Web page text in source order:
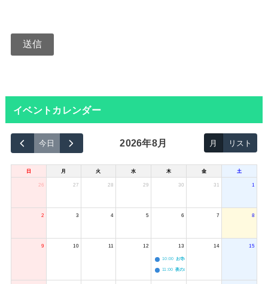
イベントカレンダー
今日 2026年8月 月 リスト
日 月 火 水 木 金 土
26 27 28 29 30 31 1
2 3 4 5 6 7 8
9 10 11 12 13
10:00 お寺のジャグリング教室
11:00 夜のボードゲーム会
14 15